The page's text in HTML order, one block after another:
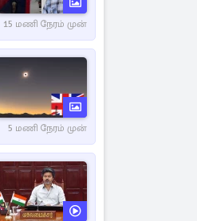
15 மணி நேரம் முன்
5 மணி நேரம் முன்